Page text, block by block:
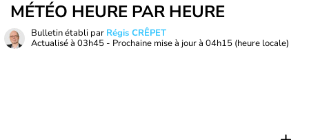
MÉTÉO HEURE PAR HEURE
Bulletin établi par Régis CRÊPET
Actualisé à 03h45 - Prochaine mise à jour à 04h15 (heure locale)